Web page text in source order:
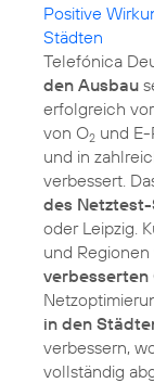
Positive
Städten
Telefónica
den Ausbau
erfolgreich
von O2 und
und in
verbessert.
des
oder Leipzig.
und
verbesserten
in den
verbessern,
vollständig